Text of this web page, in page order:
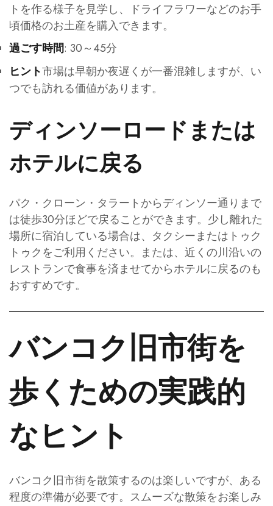
トを作る様子を見学し、ドライフラワーなどのお手
頃価格のお土産を購入できます。
過ごす時間: 30～45分
ヒント市場は早朝か夜遅くが一番混雑しますが、い
つでも訪れる価値があります。
ディンソーロードまたは
ホテルに戻る
パク・クローン・タラートからディンソー通りまで
は徒歩30分ほどで戻ることができます。少し離れた
場所に宿泊している場合は、タクシーまたはトゥク
トゥクをご利用ください。または、近くの川沿いの
レストランで食事を済ませてからホテルに戻るのも
おすすめです。
バンコク旧市街を
歩くための実践的
なヒント
バンコク旧市街を散策するのは楽しいですが、ある
程度の準備が必要です。スムーズな散策をお楽しみ